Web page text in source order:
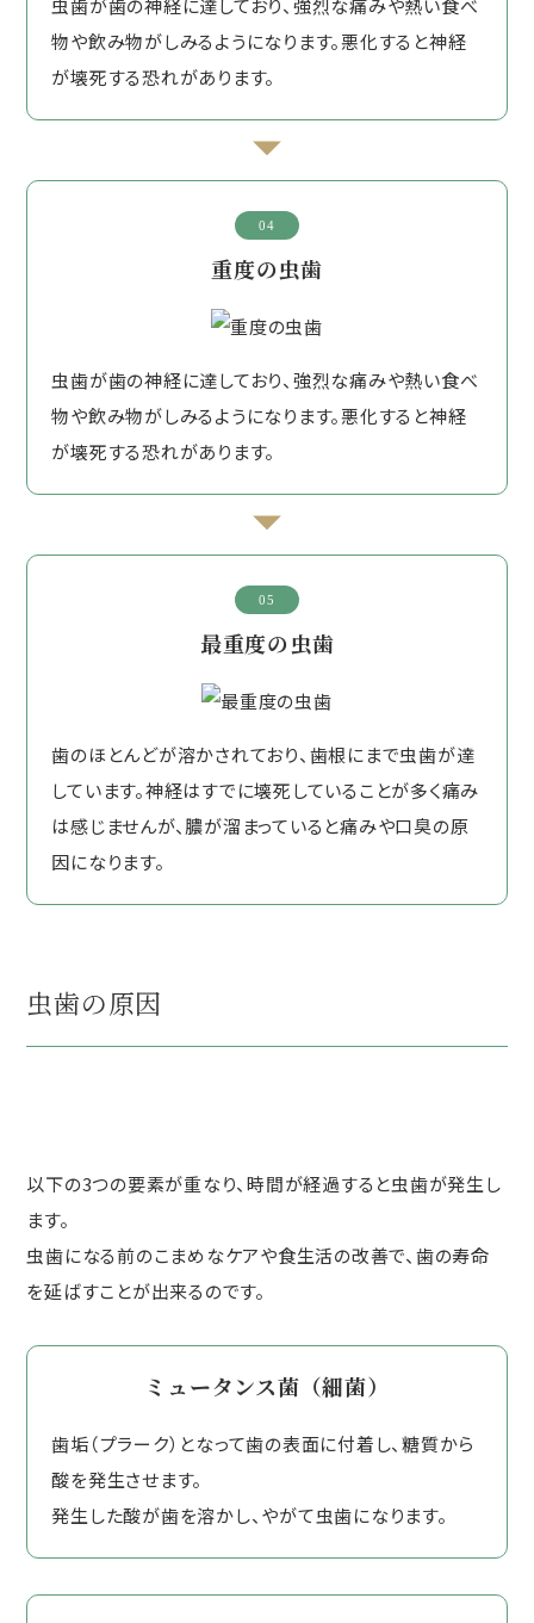
虫歯が歯の神経に達しており、強烈な痛みや熱い食べ
物や飲み物がしみるようになります。悪化すると神経
が壊死する恐れがあります。
04
重度の虫歯
虫歯が歯の神経に達しており、強烈な痛みや熱い食べ
物や飲み物がしみるようになります。悪化すると神経
が壊死する恐れがあります。
05
最重度の虫歯
歯のほとんどが溶かされており、歯根にまで虫歯が達
しています。神経はすでに壊死していることが多く痛み
は感じませんが、膿が溜まっていると痛みや口臭の原
因になります。
虫歯の原因
以下の3つの要素が重なり、時間が経過すると虫歯が発生し
ます。
虫歯になる前のこまめなケアや食生活の改善で、歯の寿命
を延ばすことが出来るのです。
ミュータンス菌（細菌）
歯垢（プラーク）となって歯の表面に付着し、糖質から
酸を発生させます。
発生した酸が歯を溶かし、やがて虫歯になります。